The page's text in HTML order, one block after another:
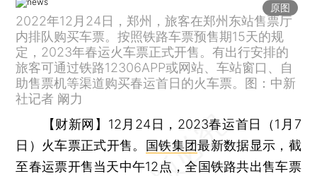
原图
2022年12月24日，郑州，旅客在郑州东站售票厅
内排队购买车票。按照铁路车票预售期15天的规
定，2023年春运火车票正式开售。有出行安排的
旅客可通过铁路12306APP或网站、车站窗口、自
助售票机等渠道购买春运首日的火车票。图：中新
社记者 阚力
【财新网】 12月24日，2023春运首日（1月7
日）火车票正式开售。
国铁集团最新数据显示，截
至春运票开售当天中午12点，全国铁路共出售车票